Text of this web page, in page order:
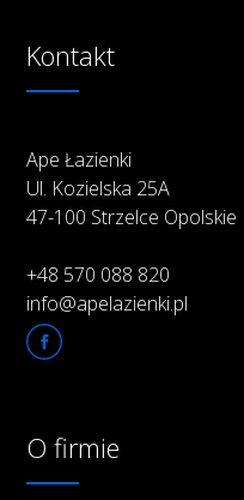
Kontakt
Ape Łazienki
Ul. Kozielska 25A
47-100 Strzelce Opolskie
+48 570 088 820
info@apelazienki.pl
O firmie